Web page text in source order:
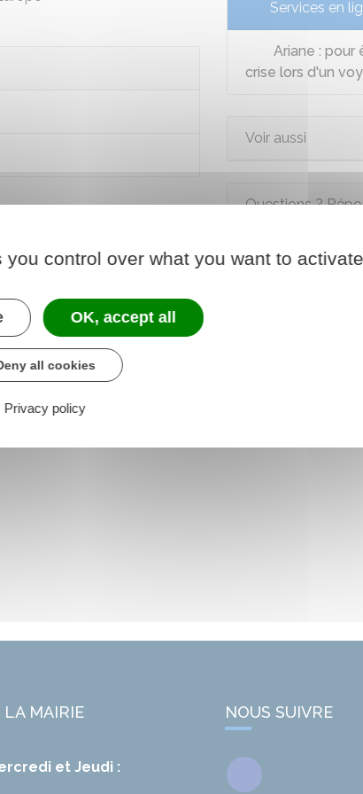
Services en
Ariane : pour
crise lors d'un
Voir aussi
Questions ?
LA MAIRIE
et Jeudi :
NOUS SUIVRE
Facebook
control over what you want to activate
OK, accept all
all cookies
Privacy policy